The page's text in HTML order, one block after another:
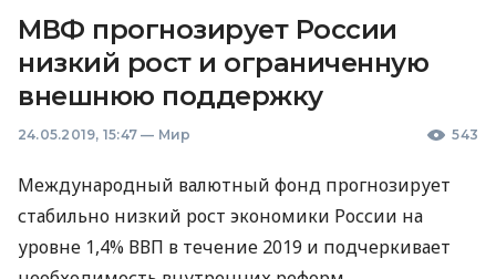
МВФ прогнозирует России
низкий рост и ограниченную
внешнюю поддержку
24.05.2019, 15:47 — Мир 543
Международный валютный фонд прогнозирует
стабильно низкий рост экономики России на
уровне 1,4% ВВП в течение 2019 и подчеркивает